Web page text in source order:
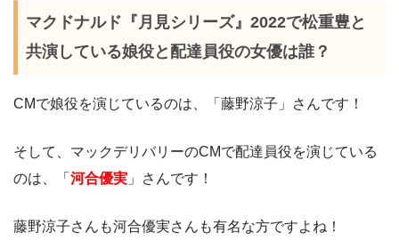
マクドナルド『月見シリーズ』2022で松重豊と
共演している娘役と配達員役の女優は誰？
CMで娘役を演じているのは、「藤野涼子」さんです！
そして、マックデリバリーのCMで配達員役を演じている
のは、「 河合優実 」さんです！
藤野涼子さんも河合優実さんも有名な方ですよね！